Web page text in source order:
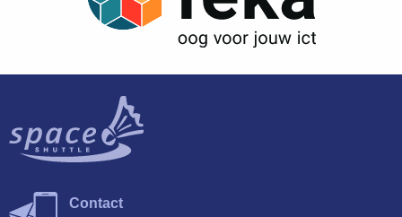
Contact